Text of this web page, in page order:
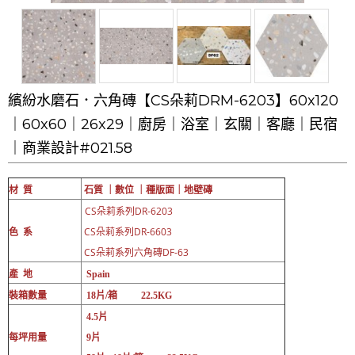
繽紛水磨石．六角磚【CS朵莉DRM-6203】60x120
｜60x60｜26x29｜廚房｜浴室｜玄關｜客廳｜民宿
｜商業設計#021.58
材 質 石質 ｜數位 ｜ 種版面｜ 地壁磚
色 系
CS朵莉系列DR-6203
CS朵莉系列DR-6603
CS朵莉系列六角磚DF-63
產 地
Spain
裝箱數量
18片/箱 22.5KG
每坪用量
4.5片
9片